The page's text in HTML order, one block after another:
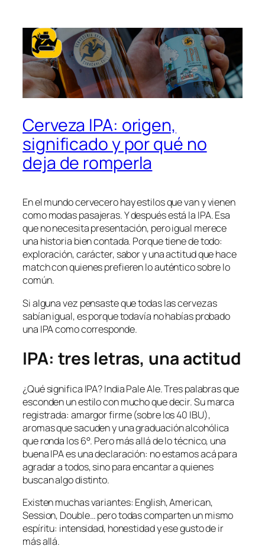
Cerveza IPA: origen,
significado y por qué no
deja de romperla
En el mundo cervecero hay estilos que van y vienen
como modas pasajeras. Y después está la IPA. Esa
que no necesita presentación, pero igual merece
una historia bien contada. Porque tiene de todo:
exploración, carácter, sabor y una actitud que hace
match con quienes prefieren lo auténtico sobre lo
común.
Si alguna vez pensaste que todas las cervezas
sabían igual, es porque todavía no habías probado
una IPA como corresponde.
IPA: tres letras, una actitud
¿Qué significa IPA? India Pale Ale. Tres palabras que
esconden un estilo con mucho que decir. Su marca
registrada: amargor firme (sobre los 40 IBU),
aromas que sacuden y una graduación alcohólica
que ronda los 6°. Pero más allá de lo técnico, una
buena IPA es una declaración: no estamos acá para
agradar a todos, sino para encantar a quienes
buscan algo distinto.
Existen muchas variantes: English, American,
Session, Double… pero todas comparten un mismo
espíritu: intensidad, honestidad y ese gusto de ir
más allá.